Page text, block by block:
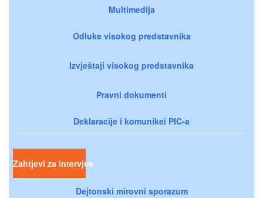
Multimedija
Odluke visokog predstavnika
Izvještaji visokog predstavnika
Pravni dokumenti
Deklaracije i komunikei PIC-a
Zahtjevi za intervjue
Dejtonski mirovni sporazum